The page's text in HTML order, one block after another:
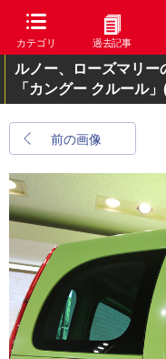
カテゴリ 過去記事
ルノー、ローズマリー
「カングー クルール」
前の画像